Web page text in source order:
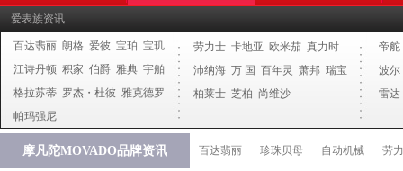
爱表族资讯
百达翡丽 朗格 爱彼 宝珀 宝玑
江诗丹顿 积家 伯爵 雅典 宇舶
格拉苏蒂 罗杰・杜彼 雅克德罗
帕玛强尼
劳力士 卡地亚 欧米茄 真力时
沛纳海 万 国 百年灵 萧邦 瑞宝
柏莱士 芝柏 尚维沙
帝舵
波尔
雷达
摩凡陀MOVADO品牌资讯 百达翡丽 珍珠贝母 自动机械 劳